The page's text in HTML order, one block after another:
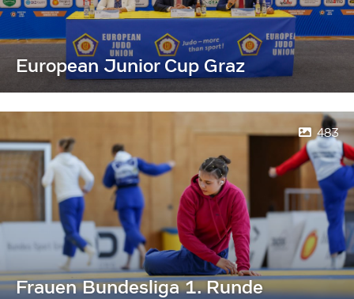
European Junior Cup Graz
483
Frauen Bundesliga 1. Runde